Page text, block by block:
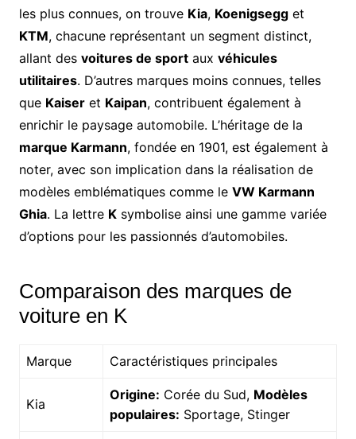
les plus connues, on trouve Kia, Koenigsegget
KTM, chacune représentant un segment distinct,
allant des voitures de sportaux véhicules
utilitaires. D’autres marques moins connues, telles
que Kaiseret Kaipan, contribuent également à
enrichir le paysage automobile. L’héritage de la
marque Karmann, fondée en 1901, est également à
noter, avec son implication dans la réalisation de
modèles emblématiques comme le VW Karmann
Ghia. La lettre Ksymbolise ainsi une gamme variée
d’options pour les passionnés d’automobiles.
Comparaison des marques de
voiture en K
Marque Caractéristiques principales
Kia
Origine: Corée du Sud, Modèles
populaires: Sportage, Stinger